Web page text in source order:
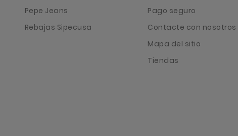
Pepe Jeans
Rebajas Sipecusa
Pago seguro
Contacte con nosotros
Mapa del sitio
Tiendas